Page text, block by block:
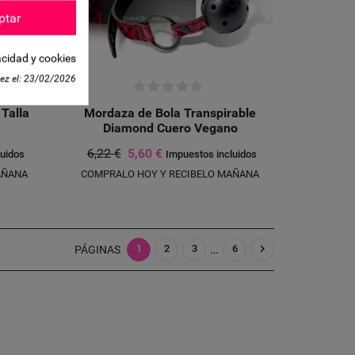
Mordaza de Bola Transpirable
Diamond Cuero Vegano
6,22 € 5,60 € Impuestos incluidos
COMPRALO HOY Y RECIBELO MAÑANA
PÁGINAS 1 2 3 … 6 
CANCELAR
y cookies
el: 23/02/2026